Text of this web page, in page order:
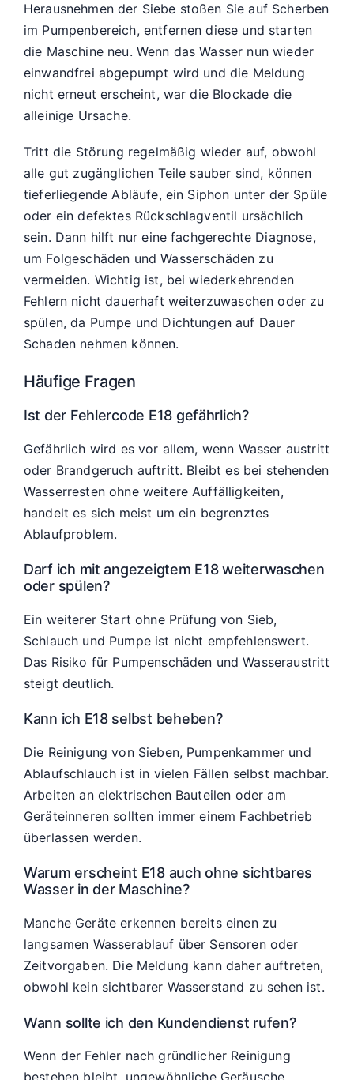
Herausnehmen der Siebe stoßen Sie auf Scherben
im Pumpenbereich, entfernen diese und starten
die Maschine neu. Wenn das Wasser nun wieder
einwandfrei abgepumpt wird und die Meldung
nicht erneut erscheint, war die Blockade die
alleinige Ursache.
Tritt die Störung regelmäßig wieder auf, obwohl
alle gut zugänglichen Teile sauber sind, können
tieferliegende Abläufe, ein Siphon unter der Spüle
oder ein defektes Rückschlagventil ursächlich
sein. Dann hilft nur eine fachgerechte Diagnose,
um Folgeschäden und Wasserschäden zu
vermeiden. Wichtig ist, bei wiederkehrenden
Fehlern nicht dauerhaft weiterzuwaschen oder zu
spülen, da Pumpe und Dichtungen auf Dauer
Schaden nehmen können.
Häufige Fragen
Ist der Fehlercode E18 gefährlich?
Gefährlich wird es vor allem, wenn Wasser austritt
oder Brandgeruch auftritt. Bleibt es bei stehenden
Wasserresten ohne weitere Auffälligkeiten,
handelt es sich meist um ein begrenztes
Ablaufproblem.
Darf ich mit angezeigtem E18 weiterwaschen
oder spülen?
Ein weiterer Start ohne Prüfung von Sieb,
Schlauch und Pumpe ist nicht empfehlenswert.
Das Risiko für Pumpenschäden und Wasseraustritt
steigt deutlich.
Kann ich E18 selbst beheben?
Die Reinigung von Sieben, Pumpenkammer und
Ablaufschlauch ist in vielen Fällen selbst machbar.
Arbeiten an elektrischen Bauteilen oder am
Geräteinneren sollten immer einem Fachbetrieb
überlassen werden.
Warum erscheint E18 auch ohne sichtbares
Wasser in der Maschine?
Manche Geräte erkennen bereits einen zu
langsamen Wasserablauf über Sensoren oder
Zeitvorgaben. Die Meldung kann daher auftreten,
obwohl kein sichtbarer Wasserstand zu sehen ist.
Wann sollte ich den Kundendienst rufen?
Wenn der Fehler nach gründlicher Reinigung
bestehen bleibt, ungewöhnliche Geräusche